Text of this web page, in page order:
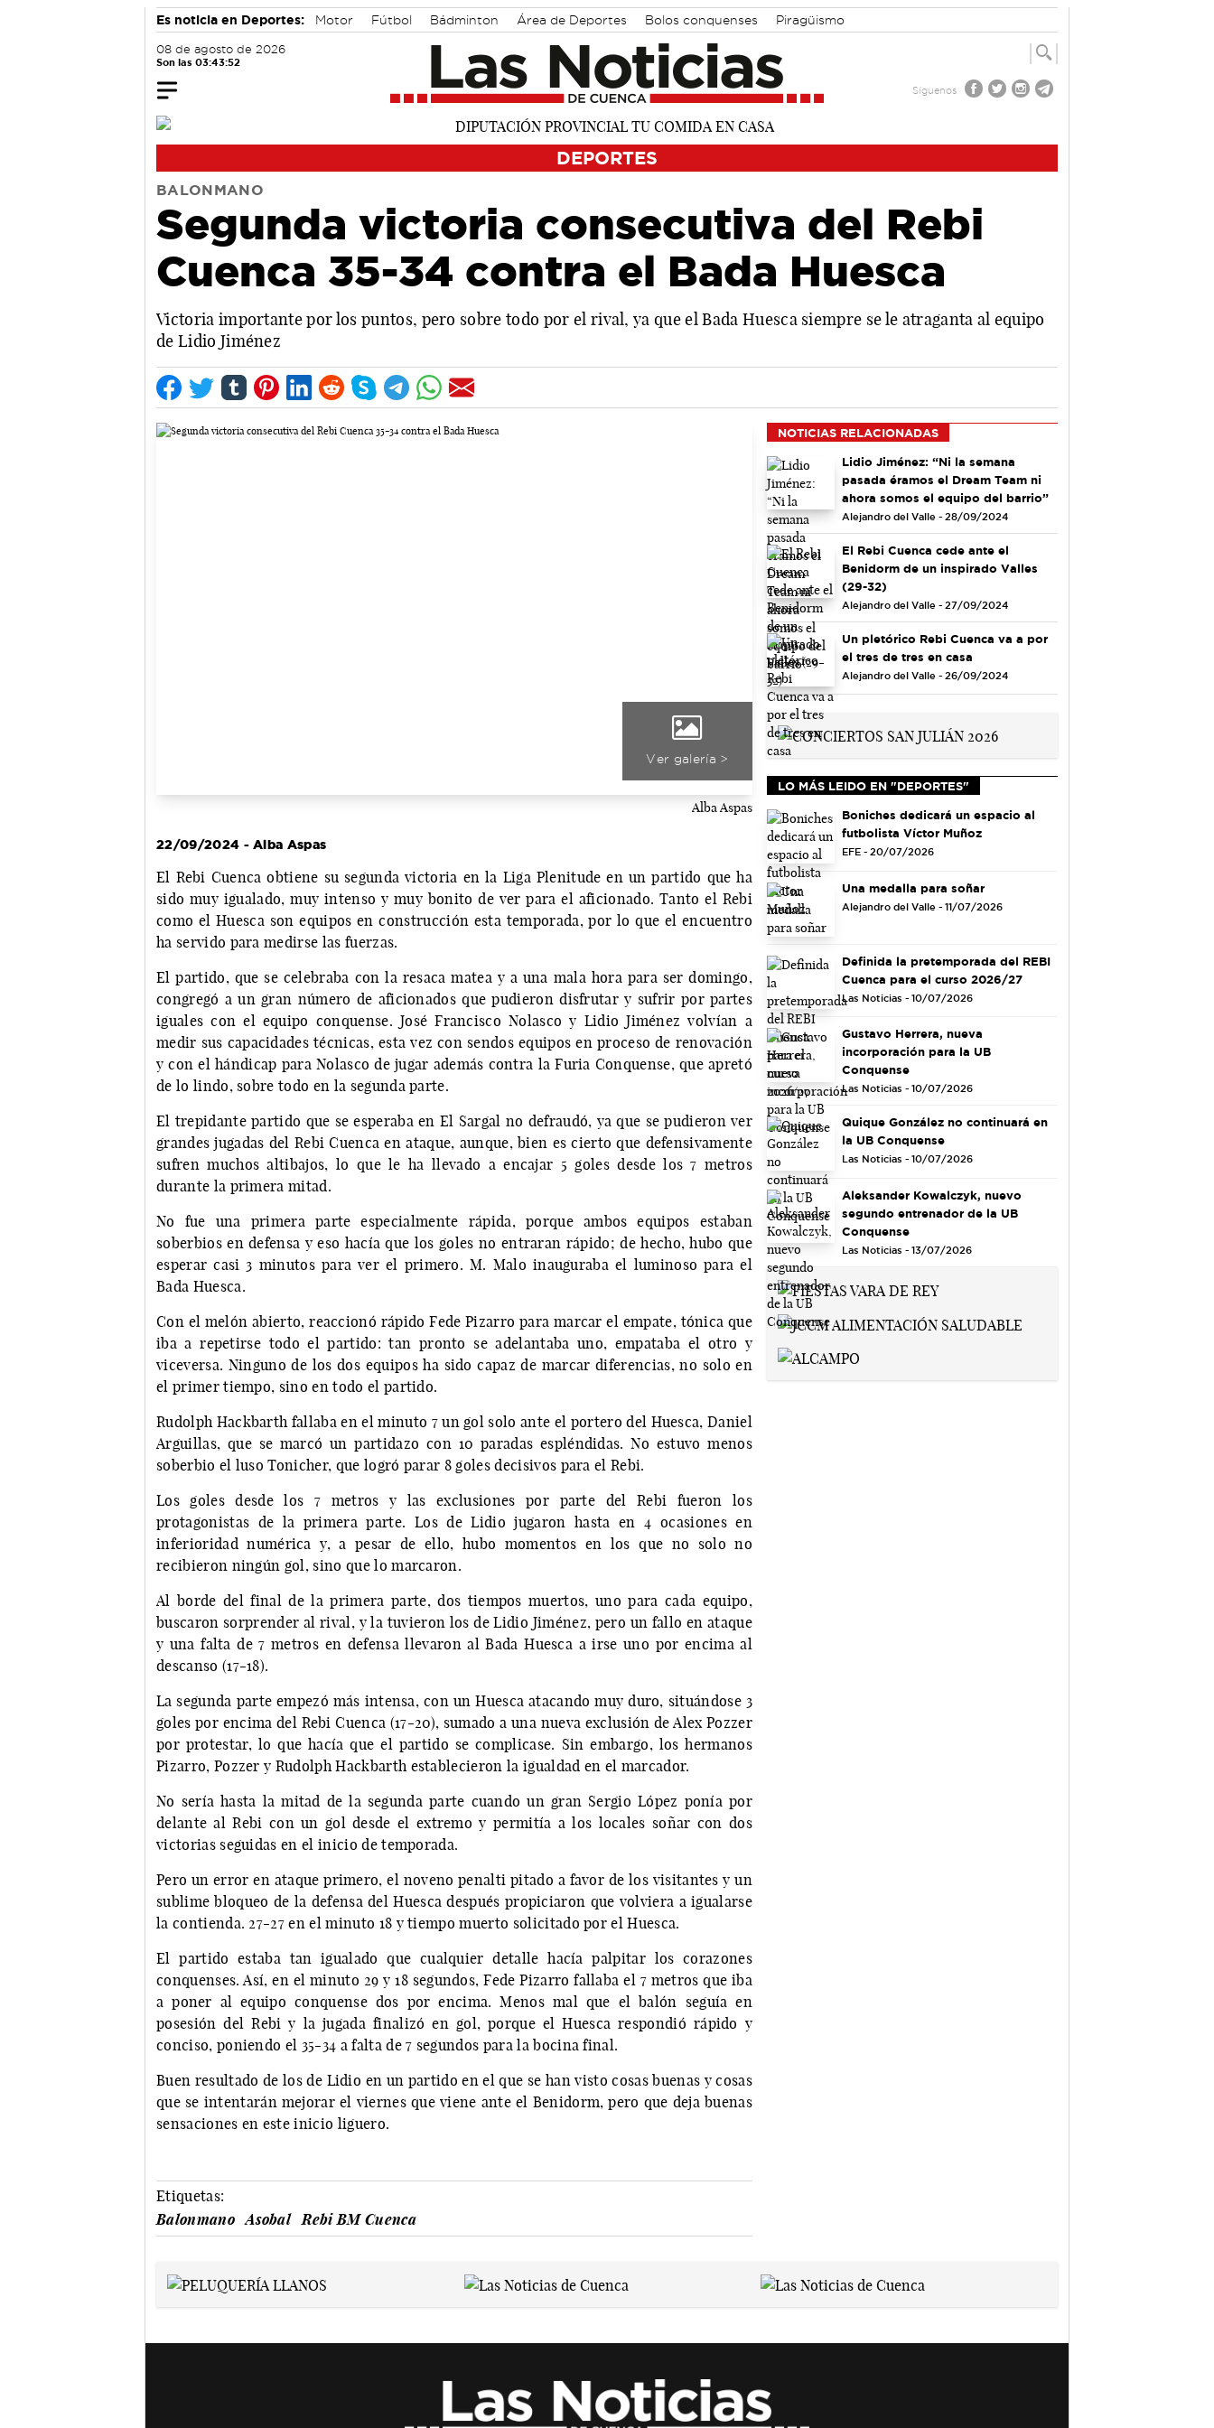
Es noticia en Deportes: Motor Fútbol Bádminton Área de Deportes Bolos conquenses Piragüismo
08 de agosto de 2026
Son las 03:43:53
Síguenos
DEPORTES
BALONMANO
Segunda victoria consecutiva del Rebi
Cuenca 35-34 contra el Bada Huesca
Victoria importante por los puntos, pero sobre todo por el rival, ya que el Bada Huesca siempre se le atraganta al equipo
de Lidio Jiménez
Ver galería >
Alba Aspas
22/09/2024 - Alba Aspas
El Rebi Cuenca obtiene su segunda victoria en la Liga Plenitude en un partido que ha
sido muy igualado, muy intenso y muy bonito de ver para el aficionado. Tanto el Rebi
como el Huesca son equipos en construcción esta temporada, por lo que el encuentro
ha servido para medirse las fuerzas.
El partido, que se celebraba con la resaca matea y a una mala hora para ser domingo,
congregó a un gran número de aficionados que pudieron disfrutar y sufrir por partes
iguales con el equipo conquense. José Francisco Nolasco y Lidio Jiménez volvían a
medir sus capacidades técnicas, esta vez con sendos equipos en proceso de renovación
y con el hándicap para Nolasco de jugar además contra la Furia Conquense, que apretó
de lo lindo, sobre todo en la segunda parte.
El trepidante partido que se esperaba en El Sargal no defraudó, ya que se pudieron ver
grandes jugadas del Rebi Cuenca en ataque, aunque, bien es cierto que defensivamente
sufren muchos altibajos, lo que le ha llevado a encajar 5 goles desde los 7 metros
durante la primera mitad.
No fue una primera parte especialmente rápida, porque ambos equipos estaban
soberbios en defensa y eso hacía que los goles no entraran rápido; de hecho, hubo que
esperar casi 3 minutos para ver el primero. M. Malo inauguraba el luminoso para el
Bada Huesca.
Con el melón abierto, reaccionó rápido Fede Pizarro para marcar el empate, tónica que
iba a repetirse todo el partido: tan pronto se adelantaba uno, empataba el otro y
viceversa. Ninguno de los dos equipos ha sido capaz de marcar diferencias, no solo en
el primer tiempo, sino en todo el partido.
Rudolph Hackbarth fallaba en el minuto 7 un gol solo ante el portero del Huesca, Daniel
Arguillas, que se marcó un partidazo con 10 paradas espléndidas. No estuvo menos
soberbio el luso Tonicher, que logró parar 8 goles decisivos para el Rebi.
Los goles desde los 7 metros y las exclusiones por parte del Rebi fueron los
protagonistas de la primera parte. Los de Lidio jugaron hasta en 4 ocasiones en
inferioridad numérica y, a pesar de ello, hubo momentos en los que no solo no
recibieron ningún gol, sino que lo marcaron.
Al borde del final de la primera parte, dos tiempos muertos, uno para cada equipo,
buscaron sorprender al rival, y la tuvieron los de Lidio Jiménez, pero un fallo en ataque
y una falta de 7 metros en defensa llevaron al Bada Huesca a irse uno por encima al
descanso (17-18).
La segunda parte empezó más intensa, con un Huesca atacando muy duro, situándose 3
goles por encima del Rebi Cuenca (17-20), sumado a una nueva exclusión de Alex Pozzer
por protestar, lo que hacía que el partido se complicase. Sin embargo, los hermanos
Pizarro, Pozzer y Rudolph Hackbarth establecieron la igualdad en el marcador.
No sería hasta la mitad de la segunda parte cuando un gran Sergio López ponía por
delante al Rebi con un gol desde el extremo y permitía a los locales soñar con dos
victorias seguidas en el inicio de temporada.
Pero un error en ataque primero, el noveno penalti pitado a favor de los visitantes y un
sublime bloqueo de la defensa del Huesca después propiciaron que volviera a igualarse
la contienda. 27-27 en el minuto 18 y tiempo muerto solicitado por el Huesca.
El partido estaba tan igualado que cualquier detalle hacía palpitar los corazones
conquenses. Así, en el minuto 29 y 18 segundos, Fede Pizarro fallaba el 7 metros que iba
a poner al equipo conquense dos por encima. Menos mal que el balón seguía en
posesión del Rebi y la jugada finalizó en gol, porque el Huesca respondió rápido y
conciso, poniendo el 35-34 a falta de 7 segundos para la bocina final.
Buen resultado de los de Lidio en un partido en el que se han visto cosas buenas y cosas
que se intentarán mejorar el viernes que viene ante el Benidorm, pero que deja buenas
sensaciones en este inicio liguero.
Etiquetas:
Balonmano
Asobal Rebi BM Cuenca
NOTICIAS RELACIONADAS
Lidio Jiménez: “Ni la semana
pasada éramos el Dream Team ni
ahora somos el equipo del barrio”
Alejandro del Valle - 28/09/2024
El Rebi Cuenca cede ante el
Benidorm de un inspirado Valles
(29-32)
Alejandro del Valle - 27/09/2024
Un pletórico Rebi Cuenca va a por
el tres de tres en casa
Alejandro del Valle - 26/09/2024
LO MÁS LEIDO EN "DEPORTES"
Boniches dedicará un espacio al
futbolista Víctor Muñoz
EFE - 20/07/2026
Una medalla para soñar
Alejandro del Valle - 11/07/2026
Definida la pretemporada del REBI
Cuenca para el curso 2026/27
Las Noticias - 10/07/2026
Gustavo Herrera, nueva
incorporación para la UB
Conquense
Las Noticias - 10/07/2026
Quique González no continuará en
la UB Conquense
Las Noticias - 10/07/2026
Aleksander Kowalczyk, nuevo
segundo entrenador de la UB
Conquense
Las Noticias - 13/07/2026